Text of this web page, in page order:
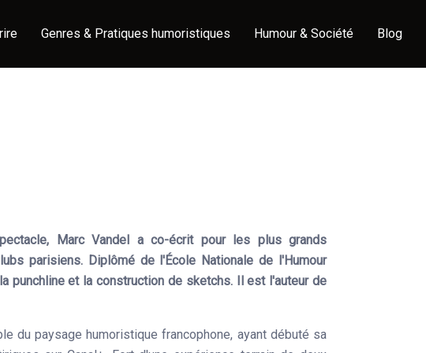
Genres & Pratiques humoristiques Humour & Société Blog
Marc Vandel a co-écrit pour les plus grands
parisiens. Diplômé de l'École Nationale de l'Humour
punchline et la construction de sketchs. Il est l'auteur de
du paysage humoristique francophone, ayant débuté sa